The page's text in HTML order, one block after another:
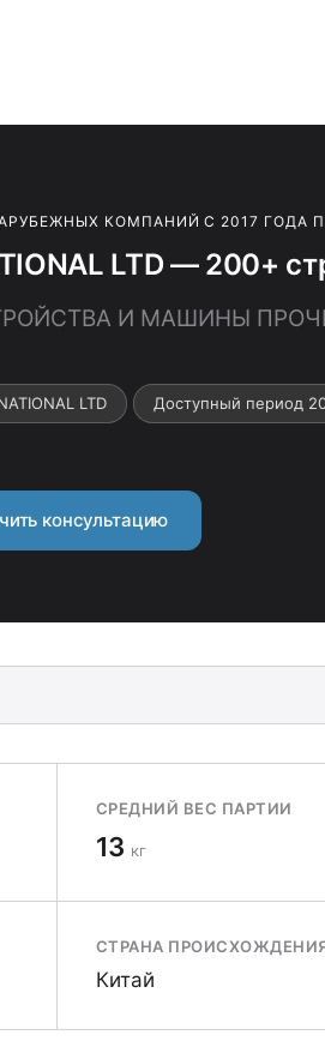
КОМПАНИЙ С 2017 ГОДА
LTD — 200+
И МАШИНЫ
LTD Доступный период
консультацию
СРЕДНИЙ ВЕС ПАРТИИ
13 кг
СТРАНА
Китай